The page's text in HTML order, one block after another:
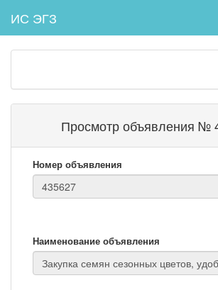
ИС ЭГЗ
Просмотр объявления №
Номер объявления
Наименование объявления